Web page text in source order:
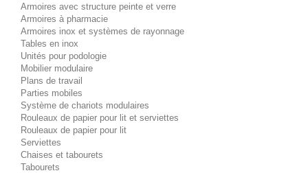
Armoires avec structure peinte et verre
Armoires à pharmacie
Armoires inox et systèmes de rayonnage
Tables en inox
Unités pour podologie
Mobilier modulaire
Plans de travail
Parties mobiles
Système de chariots modulaires
Rouleaux de papier pour lit et serviettes
Rouleaux de papier pour lit
Serviettes
Chaises et tabourets
Tabourets